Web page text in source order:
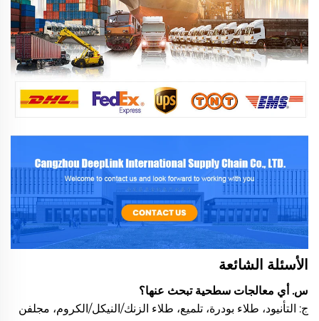
الأسئلة الشائعة
س. أي معالجات سطحية تبحث عنها؟
ج: التأنيود، طلاء بودرة، تلميع، طلاء الزنك/النيكل/الكروم، مجلفن